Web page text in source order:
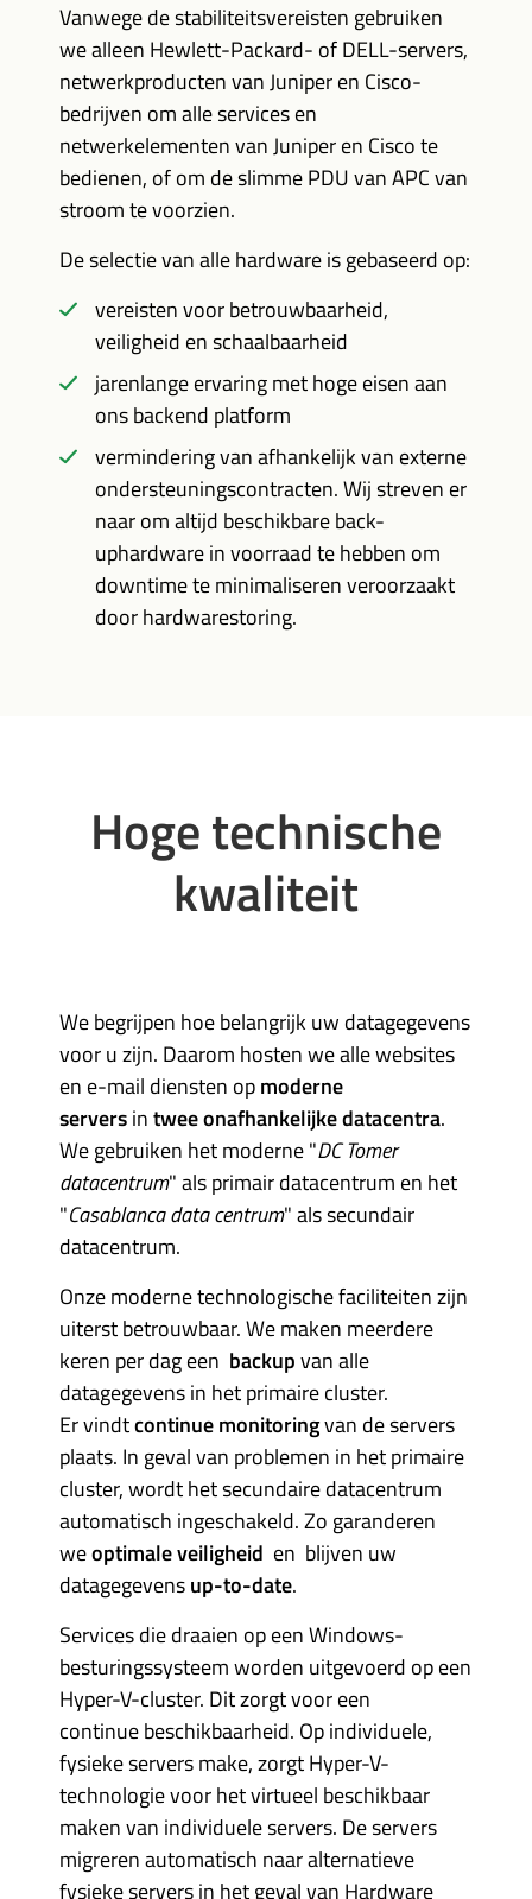
Vanwege de stabiliteitsvereisten gebruiken
we alleen Hewlett-Packard- of DELL-servers,
netwerkproducten van Juniper en Cisco-
bedrijven om alle services en
netwerkelementen van Juniper en Cisco te
bedienen, of om de slimme PDU van APC van
stroom te voorzien.
De selectie van alle hardware is gebaseerd op:
vereisten voor betrouwbaarheid,
veiligheid en schaalbaarheid
jarenlange ervaring met hoge eisen aan
ons backend platform
vermindering van afhankelijk van externe
ondersteuningscontracten. Wij streven er
naar om altijd beschikbare back-
uphardware in voorraad te hebben om
downtime te minimaliseren veroorzaakt
door hardwarestoring.
Hoge technische
kwaliteit
We begrijpen hoe belangrijk uw datagegevens
voor u zijn. Daarom hosten we alle websites
en e-mail diensten opmoderne
serversintwee onafhankelijke datacentra.
We gebruiken het moderne "DC Tomer
datacentrum" als primair datacentrum en het
"Casablanca data centrum" als secundair
datacentrum.
Onze moderne technologische faciliteiten zijn
uiterst betrouwbaar. We maken meerdere
keren per dag een backupvan alle
datagegevens in het primaire cluster.
Er vindtcontinue monitoringvan de servers
plaats. In geval van problemen in het primaire
cluster, wordt het secundaire datacentrum
automatisch ingeschakeld. Zo garanderen
weoptimale veiligheid en blijven uw
datagegevensup-to-date.
Services die draaien op een Windows-
besturingssysteem worden uitgevoerd op een
Hyper-V-cluster. Dit zorgt voor een
continue beschikbaarheid. Op individuele,
fysieke servers make, zorgt Hyper-V-
technologie voor het virtueel beschikbaar
maken van individuele servers. De servers
migreren automatisch naar alternatieve
fysieke servers in het geval van Hardware